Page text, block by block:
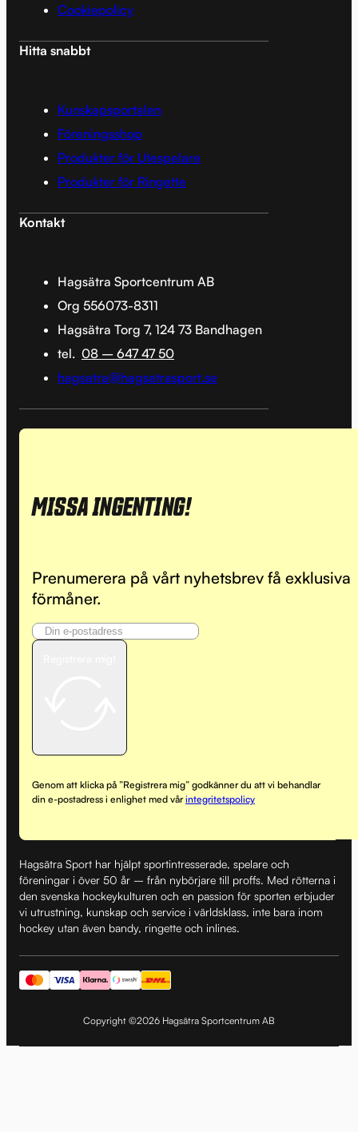
Cookiepolicy
Hitta snabbt
Kunskapsportalen
Föreningsshop
Produkter för Utespelare
Produkter för Ringette
Kontakt
Hagsätra Sportcentrum AB
Org 556073-8311
Hagsätra Torg 7, 124 73 Bandhagen
tel. 08 – 647 47 50
hagsatra@hagsatrasport.se
MISSA INGENTING!
Prenumerera på vårt nyhetsbrev få exklusiva
förmåner.
Genom att klicka på ”Registrera mig” godkänner du att vi behandlar
din e-postadress i enlighet med vårintegritetspolicy
Hagsätra Sport har hjälpt sportintresserade, spelare och
föreningar i över 50 år – från nybörjare till proffs. Med rötterna i
den svenska hockeykulturen och en passion för sporten erbjuder
vi utrustning, kunskap och service i världsklass, inte bara inom
hockey utan även bandy, ringette och inlines.
Copyright ©2026 Hagsätra Sportcentrum AB